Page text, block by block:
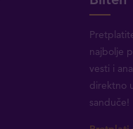
najbolje
vesti i
direktno
sanduče!